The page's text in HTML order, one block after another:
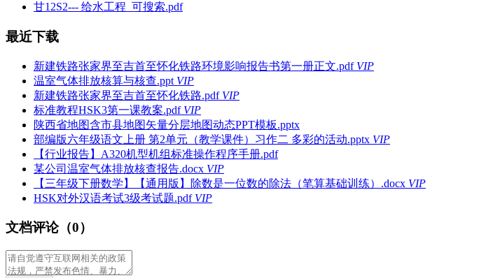
甘12S2--- 给水工程_可搜索.pdf
最近下载
新建铁路张家界至吉首至怀化铁路环境影响报告书第一册正文.pdf VIP
温室气体排放核算与核查.ppt VIP
新建铁路张家界至吉首至怀化铁路.pdf VIP
标准教程HSK3第一课教案.pdf VIP
陕西省地图含市县地图矢量分层地图动态PPT模板.pptx
部编版六年级语文上册 第2单元（教学课件）习作二 多彩的活动.pptx VIP
【行业报告】A320机型机组标准操作程序手册.pdf
某公司温室气体排放核查报告.docx VIP
【三年级下册数学】【通用版】除数是一位数的除法（笔算基础训练）.docx VIP
HSK对外汉语考试3级考试题.pdf VIP
文档评论（0）